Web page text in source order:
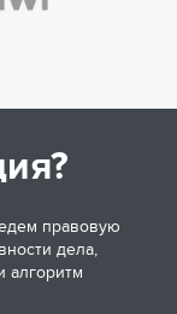
правовую
дела,
алгоритм